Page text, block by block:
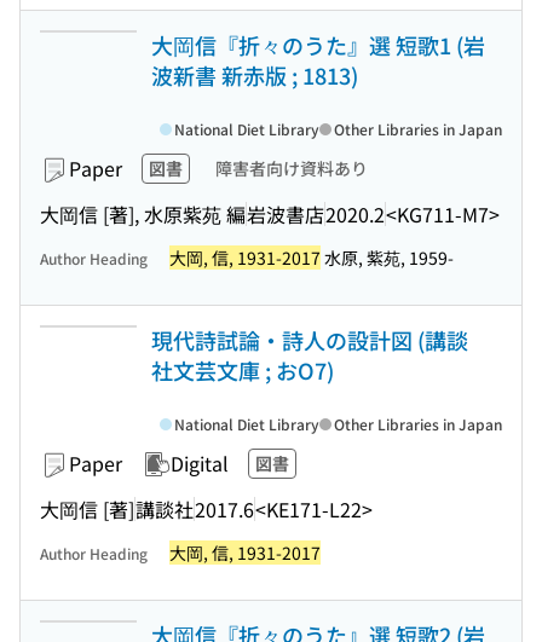
大岡信『折々のうた』選 短歌1 (岩
波新書 新赤版 ; 1813)
Paper 図書 障害者向け資料あり
大岡信 [著], 水原紫苑 編岩波書店2020.2<KG711-M7>
National Diet Library Other Libraries in Japan
Author Heading 大岡, 信, 1931-2017 水原, 紫苑, 1959-
現代詩試論・詩人の設計図 (講談
社文芸文庫 ; おO7)
Paper Digital 図書
大岡信 [著]講談社2017.6<KE171-L22>
National Diet Library Other Libraries in Japan
Author Heading 大岡, 信, 1931-2017
大岡信『折々のうた』選 短歌2 (岩